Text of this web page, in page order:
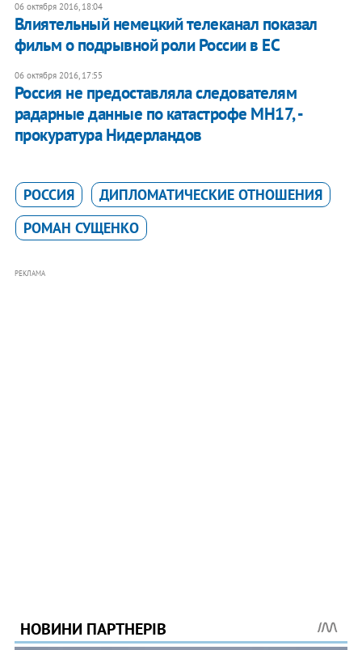
06 октября 2016, 18:04
Влиятельный немецкий телеканал показал
фильм о подрывной роли России в ЕС
06 октября 2016, 17:55
Россия не предоставляла следователям
радарные данные по катастрофе МН17, -
прокуратура Нидерландов
РОССИЯ
ДИПЛОМАТИЧЕСКИЕ ОТНОШЕНИЯ
РОМАН СУЩЕНКО
РЕКЛАМА